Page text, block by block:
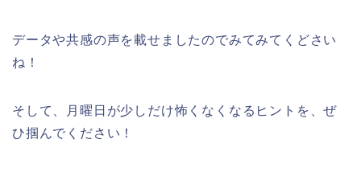
データや共感の声を載せましたのでみてみてくどさい
ね！
そして、月曜日が少しだけ怖くなくなるヒントを、ぜ
ひ掴んでください！